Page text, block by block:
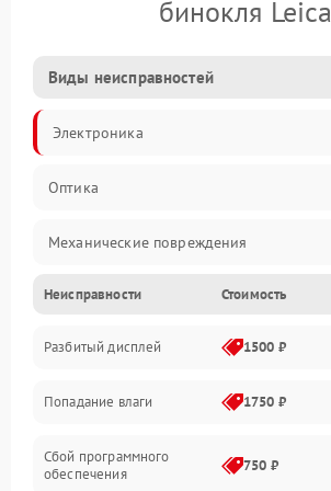
бинокля Leica
Виды неисправностей
Электроника
Оптика
Механические повреждения
Видео
Механика
Управление
Электропитание
Неисправности Стоимость
Разбитый дисплей 1500 ₽
Попадание влаги 1750 ₽
Сбой программного
обеспечения
750 ₽